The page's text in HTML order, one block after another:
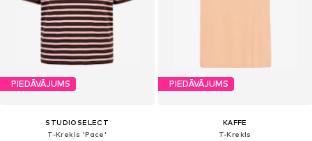
PIEDĀVĀJUMS
STUDIOSELECT
T-Krekls 'Pace'
PIEDĀVĀJUMS
KAFFE
T-Krekls